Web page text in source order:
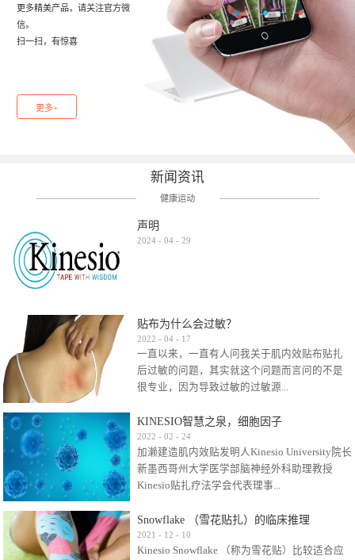
更多精美产品，请关注官方微
信。
扫一扫，有惊喜
更多+
新闻资讯
健康运动
声明
2024 - 04 - 29
贴布为什么会过敏？
2022 - 04 - 17
一直以来，一直有人问我关于肌内效贴布贴扎
后过敏的问题，其实就这个问题而言问的不是
很专业，因为导致过敏的过敏源...
很多，比如试穿件衣服有时都会过敏，特定条
件下吃东西有时也会过敏，难道不吃不穿了？
其他品牌的在此我们不予评价，就KINESIO肌内
效贴布来说，40多年的研究开发制造肌内效贴
比如我本人，几乎天天接触KINESIO肌内效，无
论从皮肤适应性还是本人皮肤本身就不属于不
易过敏的那种，基本不会有过敏瘙痒的情况。
KINESIO智慧之泉，细胞因子
2022 - 02 - 24
加濑建造肌内效贴发明人Kinesio University院长
新墨西哥州大学医学部脑神经外科助理教授
Kinesio贴扎疗法学会代表理事...
Kinesio Taping Association International
（KTAI）名誉会长 身体具有免疫、疼痛、细胞
Snowflake （雪花贴扎）的临床推理
2021 - 12 - 10
Kinesio Snowflake （称为雪花贴）比较适合应